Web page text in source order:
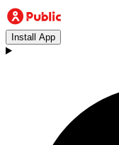
Install App